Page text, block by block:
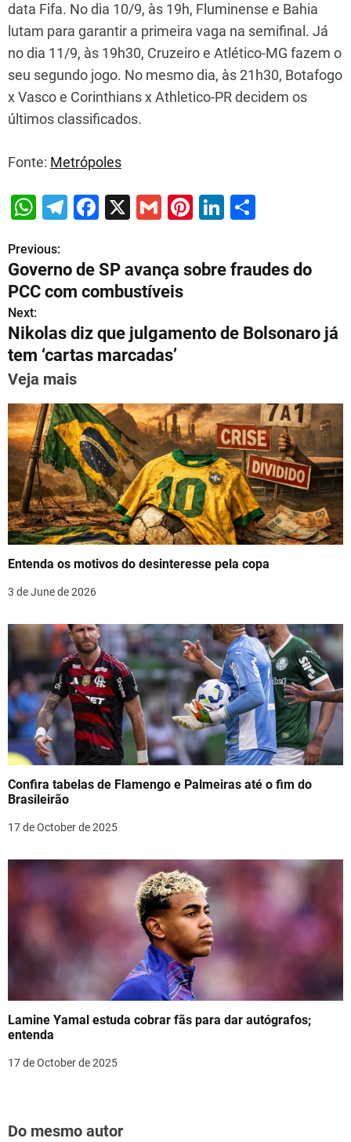
data Fifa. No dia 10/9, às 19h, Fluminense e Bahia
lutam para garantir a primeira vaga na semifinal. Já
no dia 11/9, às 19h30, Cruzeiro e Atlético-MG fazem o
seu segundo jogo. No mesmo dia, às 21h30, Botafogo
x Vasco e Corinthians x Athletico-PR decidem os
últimos classificados.
Fonte: Metrópoles
W
at
s
p
p
T
gr
m
F
c
e
o
o
X
G
l
Pi
er
e
Li
k
e
n
ar
e
P
o
s
t
n
a
v
i
g
a
t
n
Previous:
Governo de SP avança sobre fraudes do
PCC com combustíveis
Next:
Nikolas diz que julgamento de Bolsonaro já
tem ‘cartas marcadas’
Veja mais
Entenda os motivos do desinteresse pela copa
3 de June de 2026
Confira tabelas de Flamengo e Palmeiras até o fim do
Brasileirão
17 de October de 2025
Lamine Yamal estuda cobrar fãs para dar autógrafos;
entenda
17 de October de 2025
Do mesmo autor